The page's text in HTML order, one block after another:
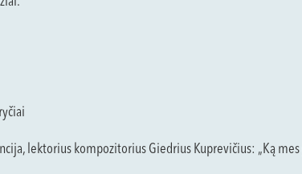
lektorius kompozitorius Giedrius Kuprevičius: „Ką